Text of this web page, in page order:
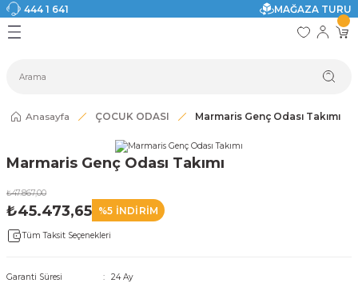
444 1 641
MAĞAZA TURU
Geri Dön
Geri Dön
Geri Dön
Geri Dön
Geri Dön
Geri Dön
Anasayfa ÇOCUK ODASI Marmaris Genç Odası Takımı
Marmaris Genç Odası Takımı
₺47.867,00
₺45.473,65 %5 İNDİRİM
Tüm Taksit Seçenekleri
Garanti Süresi 24 Ay